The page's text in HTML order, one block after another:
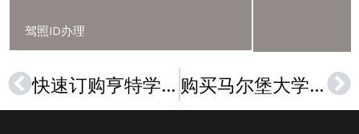
驾照ID办理
Prev 快速订购亨特学院文凭，Hunter College diploma 购买马尔堡大学成绩单，University of Marburg Zeugnis